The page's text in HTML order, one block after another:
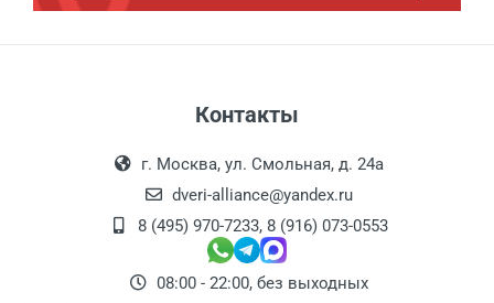
Контакты
г. Москва, ул. Смольная, д. 24а
dveri-alliance@yandex.ru
8 (495) 970-7233, 8 (916) 073-0553
08:00 - 22:00, без выходных